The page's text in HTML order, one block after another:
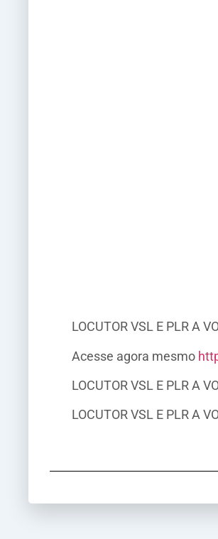
LOCUTOR VSL E PLR A
Acesse agora mesmo
LOCUTOR VSL E PLR A
LOCUTOR VSL E PLR A